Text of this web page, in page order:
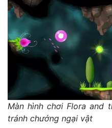
Màn hình chơi Flora and
tránh chướng ngại vật